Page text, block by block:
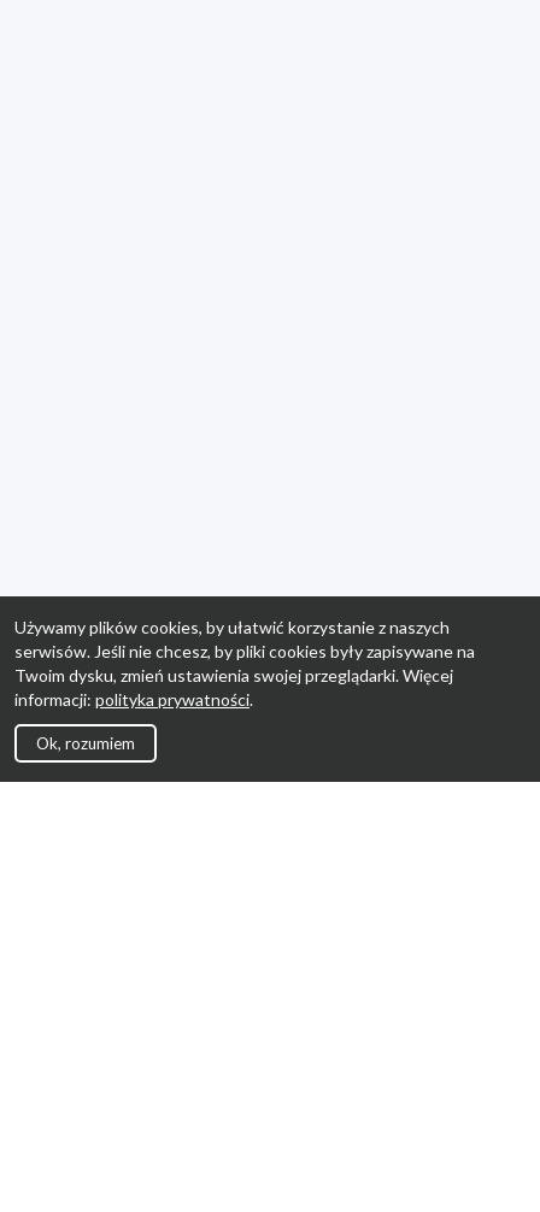
Używamy plików cookies, by ułatwić korzystanie z naszych
serwisów. Jeśli nie chcesz, by pliki cookies były zapisywane na
Twoim dysku, zmień ustawienia swojej przeglądarki. Więcej
informacji: polityka prywatności.
Ok, rozumiem